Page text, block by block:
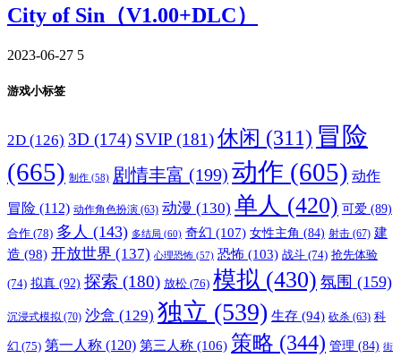
City of Sin（V1.00+DLC）
2023-06-27 5
游戏小标签
2D (126) 3D (174) SVIP (181)休闲 (311) 冒险
(665) 制作 (58) 剧情丰富 (199) 动作 (605) 动作
冒险 (112) 动作角色扮演 (63) 动漫 (130) 单人 (420) 可爱 (89)
合作 (78) 多人 (143) 多结局 (60) 奇幻 (107) 女性主角 (84) 射击 (67) 建
造 (98) 开放世界 (137) 心理恐怖 (57) 恐怖 (103) 战斗 (74) 抢先体验
(74) 拟真 (92) 探索 (180) 放松 (76) 模拟 (430) 氛围 (159)
沉浸式模拟 (70) 沙盒 (129) 独立 (539) 生存 (94) 砍杀 (63) 科
幻 (75) 第一人称 (120) 第三人称 (106) 策略 (344) 管理 (84) 街